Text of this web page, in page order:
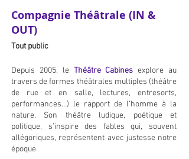
Compagnie Théâtrale (IN &
OUT)
Tout public
Depuis 2005, le Théâtre Cabines explore au
travers de formes théâtrales multiples (théâtre
de rue et en salle, lectures, entresorts,
performances…) le rapport de l’homme à la
nature. Son théâtre ludique, poétique et
politique, s’inspire des fables qui, souvent
allégoriques, représentent avec justesse notre
époque.